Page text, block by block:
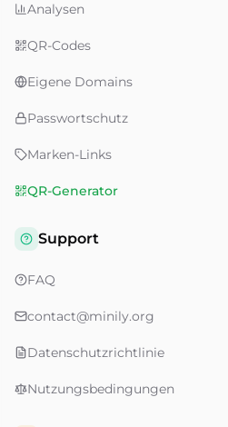
Analysen
QR-Codes
Eigene Domains
Passwortschutz
Marken-Links
QR-Generator
Support
FAQ
contact@minily.org
Datenschutzrichtlinie
Nutzungsbedingungen